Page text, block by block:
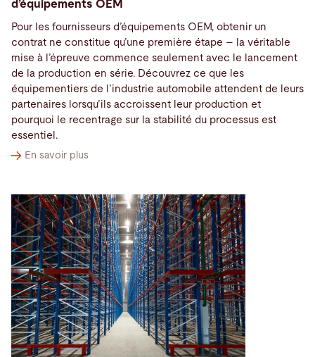
d’équipements OEM
Pour les fournisseurs d’équipements OEM, obtenir un
contrat ne constitue qu’une première étape – la véritable
mise à l’épreuve commence seulement avec le lancement
de la production en série. Découvrez ce que les
équipementiers de l’industrie automobile attendent de leurs
partenaires lorsqu’ils accroissent leur production et
pourquoi le recentrage sur la stabilité du processus est
essentiel.
En savoir plus